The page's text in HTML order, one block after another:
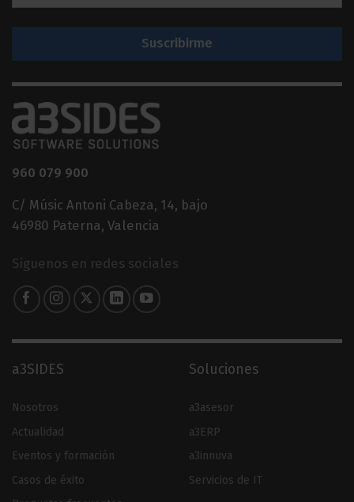
960 079 900
C/ Músic Antoni Cabeza, 14, bajo
46980 Paterna, Valencia
Síguenos en redes sociales
a3SIDES
Nosotros
Actualidad
Eventos y formación
Casos de éxito
Soluciones
a3asesor
a3ERP
a3innuva
Servicios de IT